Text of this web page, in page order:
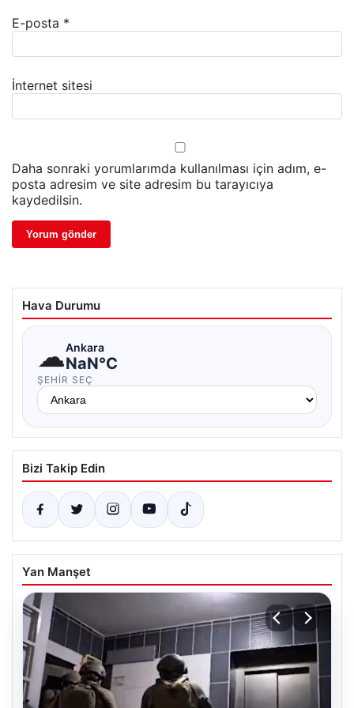
E-posta *
İnternet sitesi
Daha sonraki yorumlarımda kullanılması için adım, e-
posta adresim ve site adresim bu tarayıcıya
kaydedilsin.
Hava Durumu
☁Ankara
NaN°C
ŞEHIR SEÇ
Bizi Takip Edin
Yan Manşet